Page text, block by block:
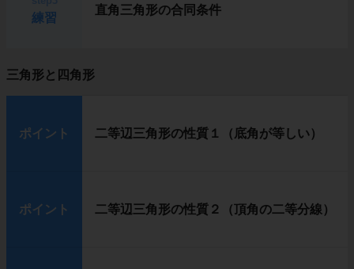
練習
直角三角形の合同条件
三角形と四角形
ポイント 二等辺三角形の性質１（底角が等しい）
ポイント 二等辺三角形の性質２（頂角の二等分線）